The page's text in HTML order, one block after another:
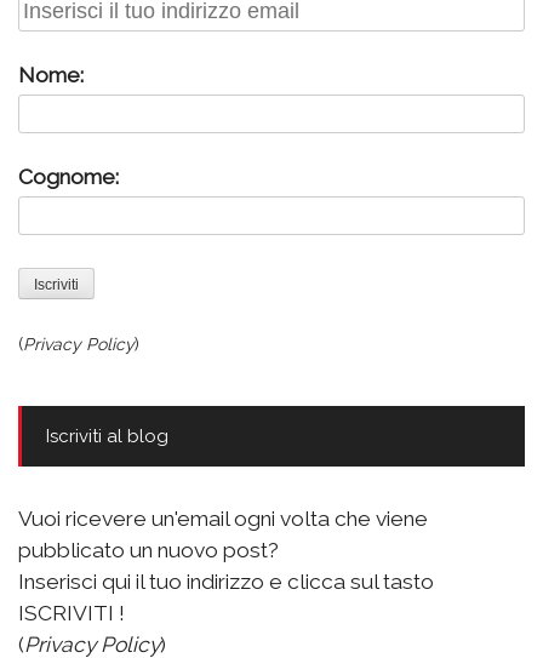
Nome:
Cognome:
(Privacy Policy)
Iscriviti al blog
Vuoi ricevere un'email ogni volta che viene
pubblicato un nuovo post?
Inserisci qui il tuo indirizzo e clicca sul tasto
ISCRIVITI !
(Privacy Policy)